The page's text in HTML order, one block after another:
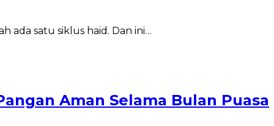
ada satu siklus haid. Dan ini…
Aman Selama Bulan Puasa